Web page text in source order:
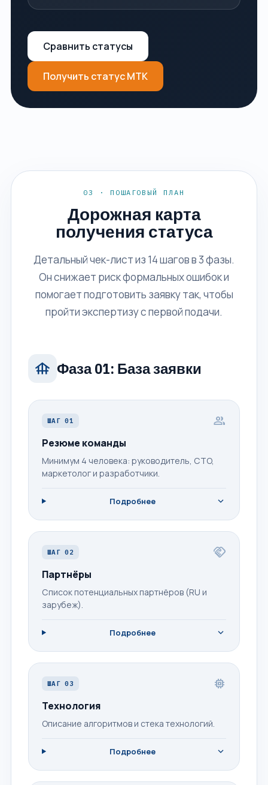
Сравнить статусы
Получить статус МТК
03 · ПОШАГОВЫЙ ПЛАН
Дорожная карта
получения статуса
Детальный чек-лист из 14 шагов в 3 фазы.
Он снижает риск формальных ошибок и
помогает подготовить заявку так, чтобы
пройти экспертизу с первой подачи.
foundation Фаза 01: База заявки
ШАГ 01 group
Резюме команды
Минимум 4 человека: руководитель, CTO,
маркетолог и разработчики.
Подробнее expand_more
ШАГ 02 handshake
Партнёры
Список потенциальных партнёров (RU и
зарубеж).
Подробнее expand_more
ШАГ 03 memory
Технология
Описание алгоритмов и стека технологий.
Подробнее expand_more